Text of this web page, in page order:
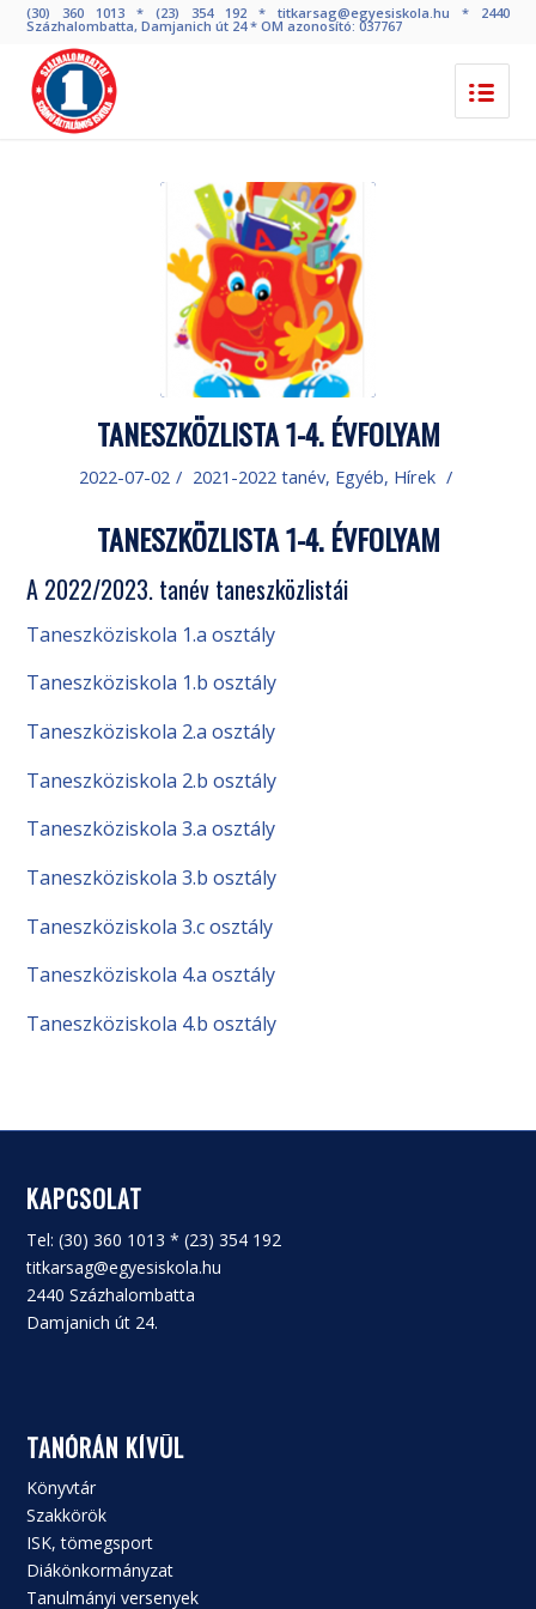
(30) 360 1013 * (23) 354 192 * titkarsag@egyesiskola.hu * 2440
Százhalombatta, Damjanich út 24 * OM azonosító: 037767
TANESZKÖZLISTA 1-4. ÉVFOLYAM
2022-07-02 / 2021-2022 tanév, Egyéb, Hírek /
TANESZKÖZLISTA 1-4. ÉVFOLYAM
A 2022/2023. tanév taneszközlistái
Taneszköziskola 1.a osztály
Taneszköziskola 1.b osztály
Taneszköziskola 2.a osztály
Taneszköziskola 2.b osztály
Taneszköziskola 3.a osztály
Taneszköziskola 3.b osztály
Taneszköziskola 3.c osztály
Taneszköziskola 4.a osztály
Taneszköziskola 4.b osztály
KAPCSOLAT
Tel: (30) 360 1013 * (23) 354 192
titkarsag@egyesiskola.hu
2440 Százhalombatta
Damjanich út 24.
TANÓRÁN KÍVÜL
Könyvtár
Szakkörök
ISK, tömegsport
Diákönkormányzat
Tanulmányi versenyek